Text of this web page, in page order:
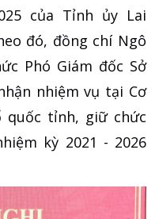
của Tỉnh ủy Lai
đó, đồng chí Ngô
Phó Giám đốc Sở
nhiệm vụ tại Cơ
quốc tỉnh, giữ chức
kỳ 2021 - 2026